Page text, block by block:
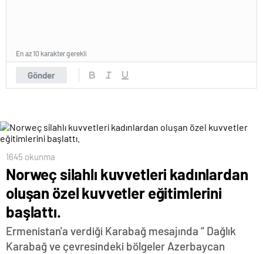
Gönder
En az 10 karakter gerekli
1645 okunma
Norweç silahlı kuvvetleri kadınlardan
oluşan özel kuvvetler eğitimlerini
başlattı.
Ermenistan'a verdiği Karabağ mesajında “ Dağlık
Karabağ ve çevresindeki bölgeler Azerbaycan